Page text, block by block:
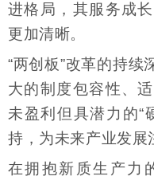
进格局，其服务成
更加清晰。
“两创板”改革的持续
大的制度包容性、
未盈利但具潜力的“
持，为未来产业发展
在拥抱新质生产力